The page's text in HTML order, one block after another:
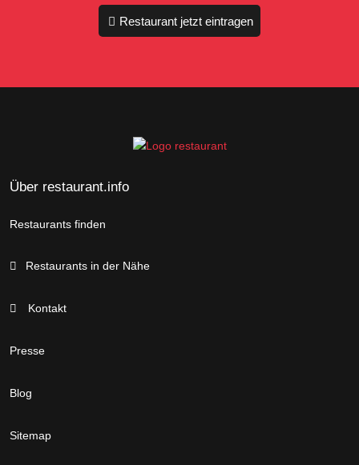
Restaurant jetzt eintragen
Über restaurant.info
Restaurants finden
Restaurants in der Nähe
Kontakt
Presse
Blog
Sitemap